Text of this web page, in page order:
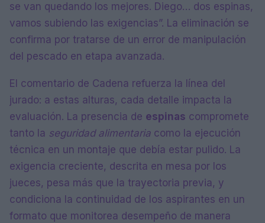
se van quedando los mejores. Diego… dos espinas,
vamos subiendo las exigencias”. La eliminación se
confirma por tratarse de un error de manipulación
del pescado en etapa avanzada.
El comentario de Cadena refuerza la línea del
jurado: a estas alturas, cada detalle impacta la
evaluación. La presencia de espinas compromete
tanto la seguridad alimentaria como la ejecución
técnica en un montaje que debía estar pulido. La
exigencia creciente, descrita en mesa por los
jueces, pesa más que la trayectoria previa, y
condiciona la continuidad de los aspirantes en un
formato que monitorea desempeño de manera